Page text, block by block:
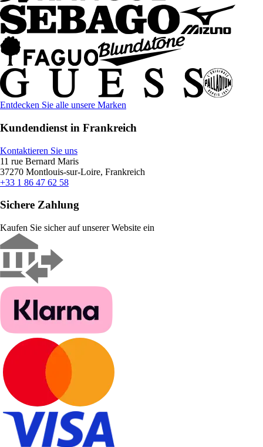
Entdecken Sie alle unsere Marken
Kundendienst in Frankreich
Kontaktieren Sie uns
11 rue Bernard Maris
37270 Montlouis-sur-Loire, Frankreich
+33 1 86 47 62 58
Sichere Zahlung
Kaufen Sie sicher auf unserer Website ein